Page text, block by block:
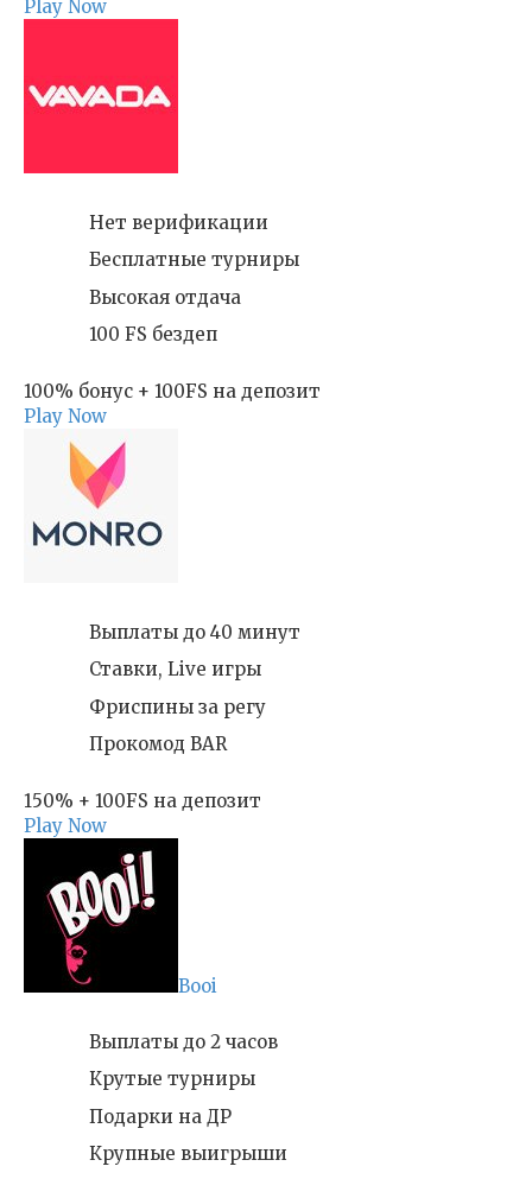
Play Now
Нет верификации
Бесплатные турниры
Высокая отдача
100 FS бездеп
100% бонус + 100FS на депозит
Play Now
Выплаты до 40 минут
Ставки, Live игры
Фриспины за регу
Прокомод BAR
150% + 100FS на депозит
Play Now
Booi
Выплаты до 2 часов
Крутые турниры
Подарки на ДР
Крупные выигрыши